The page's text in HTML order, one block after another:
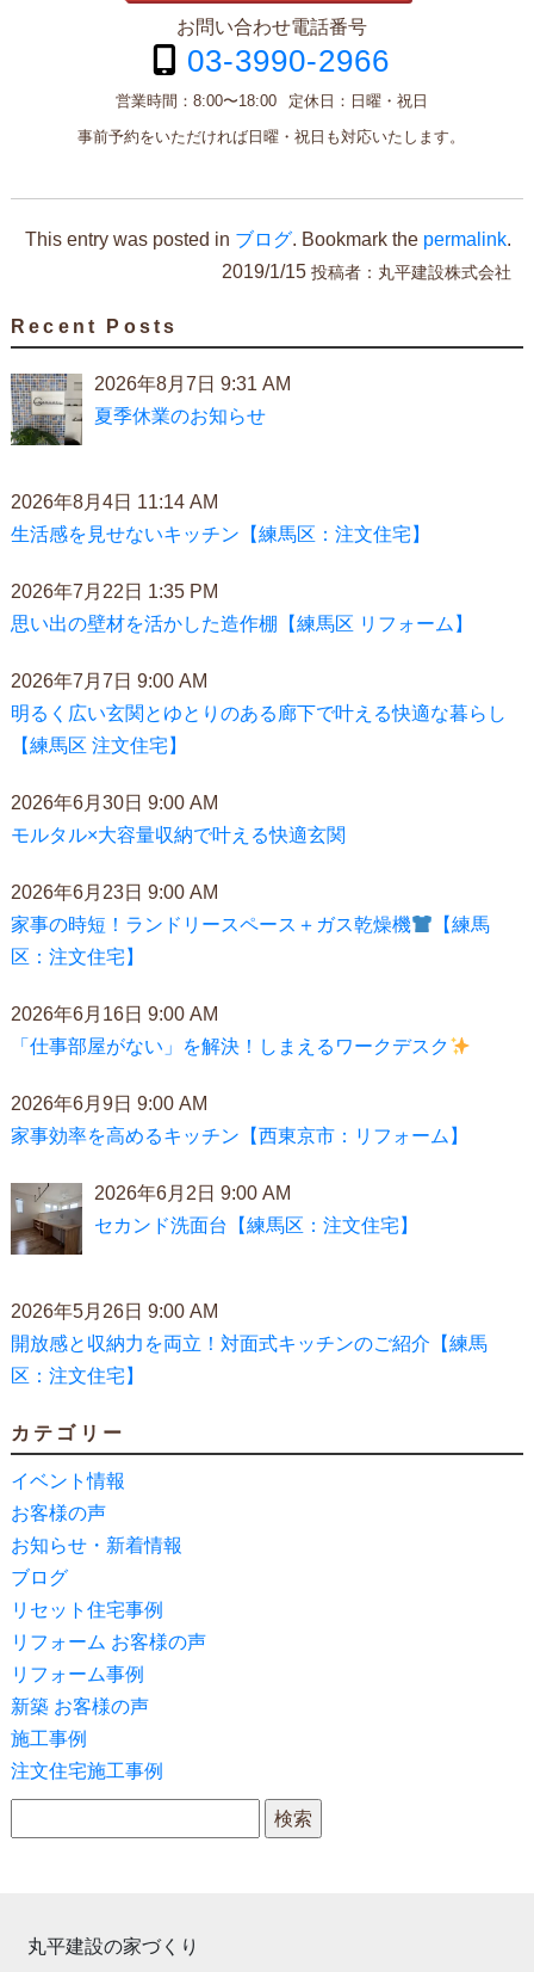
お問い合わせ電話番号
03-3990-2966
営業時間： 8:00〜18:00 定休日： 日曜・祝日
事前予約をいただければ日曜・祝日も対応いたします。
This entry was posted in ブログ. Bookmark the permalink.
2019/1/15 投稿者： 丸平建設株式会社
Recent Posts
2026年8月7日 9:31 AM
夏季休業のお知らせ
2026年8月4日 11:14 AM
生活感を見せないキッチン【練馬区：注文住宅】
2026年7月22日 1:35 PM
思い出の壁材を活かした造作棚【練馬区 リフォーム】
2026年7月7日 9:00 AM
明るく広い玄関とゆとりのある廊下で叶える快適な暮らし
【練馬区 注文住宅】
2026年6月30日 9:00 AM
モルタル×大容量収納で叶える快適玄関
2026年6月23日 9:00 AM
家事の時短！ランドリースペース＋ガス乾燥機
【練馬
区：注文住宅】
2026年6月16日 9:00 AM
「仕事部屋がない」を解決！しまえるワークデスク
2026年6月9日 9:00 AM
家事効率を高めるキッチン【西東京市：リフォーム】
2026年6月2日 9:00 AM
セカンド洗面台【練馬区：注文住宅】
2026年5月26日 9:00 AM
開放感と収納力を両立！対面式キッチンのご紹介【練馬
区：注文住宅】
カテゴリー
イベント情報
お客様の声
お知らせ・新着情報
ブログ
リセット住宅事例
リフォーム お客様の声
リフォーム事例
新築 お客様の声
施工事例
注文住宅施工事例
丸平建設の家づくり